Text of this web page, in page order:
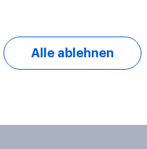
Alle ablehnen